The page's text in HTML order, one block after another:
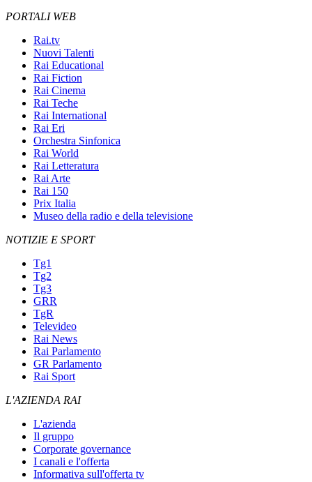
PORTALI WEB
Rai.tv
Nuovi Talenti
Rai Educational
Rai Fiction
Rai Cinema
Rai Teche
Rai International
Rai Eri
Orchestra Sinfonica
Rai World
Rai Letteratura
Rai Arte
Rai 150
Prix Italia
Museo della radio e della televisione
NOTIZIE E SPORT
Tg1
Tg2
Tg3
GRR
TgR
Televideo
Rai News
Rai Parlamento
GR Parlamento
Rai Sport
L'AZIENDA RAI
L'azienda
Il gruppo
Corporate governance
I canali e l'offerta
Informativa sull'offerta tv